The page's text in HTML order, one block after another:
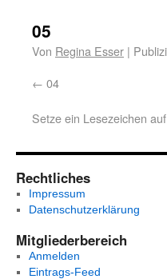
05
Von Regina Esser |
04
Setze ein Lesezeichen
Rechtliches
Impressum
Datenschutzerklärung
Mitgliederbereich
Anmelden
Eintrags-Feed